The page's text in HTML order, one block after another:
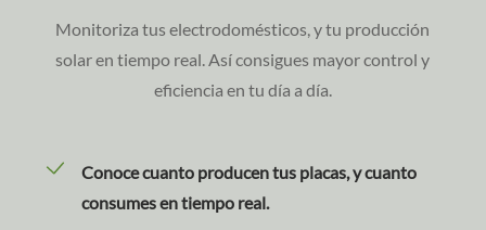
Monitoriza tus electrodomésticos, y tu producción
solar en tiempo real. Así consigues mayor control y
eficiencia en tu día a día.
Conoce cuanto producen tus placas, y cuanto
consumes en tiempo real.